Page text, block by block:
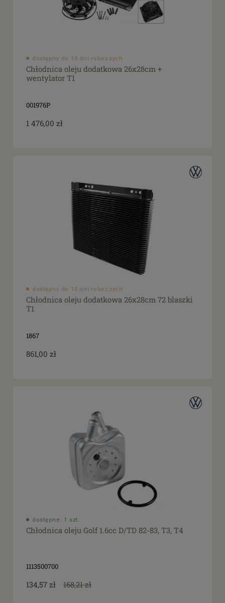
dostępny do 10 dni roboczych
Chłodnica oleju dodatkowa 26x28cm +
wentylator T1
001976P
1 476,00 zł
dostępny do 10 dni roboczych
Chłodnica oleju dodatkowa 26x28cm 72 blaszki
T1
1867
861,00 zł
dostępne: 1 szt.
Chłodnica oleju Golf 1.6cc D/TD 82-83, T3, T4
1113500700
134,57 zł 168,21 zł